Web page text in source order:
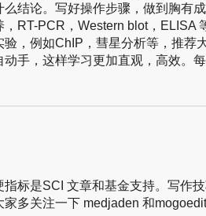
结论。写好操作步骤，做到胸有
RT-PCR，Western blot，ELISA
，例如ChIP，彗星分析等，推荐
动手，这样学习更加直观，高效。
标是SCI 文章和基金支持。写作
多关注一下 medjaden 和